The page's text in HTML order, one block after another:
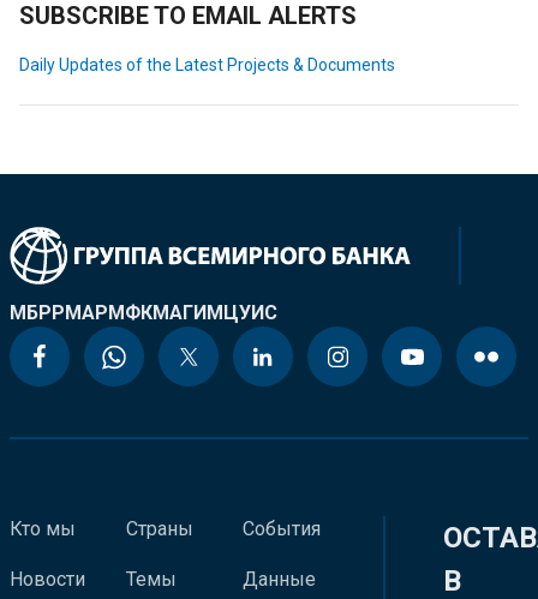
SUBSCRIBE TO EMAIL ALERTS
Daily Updates of the Latest Projects & Documents
МБРРМАРМФКМАГИМЦУИС
Кто мы
Новости
Страны
Темы
События
Данные
В